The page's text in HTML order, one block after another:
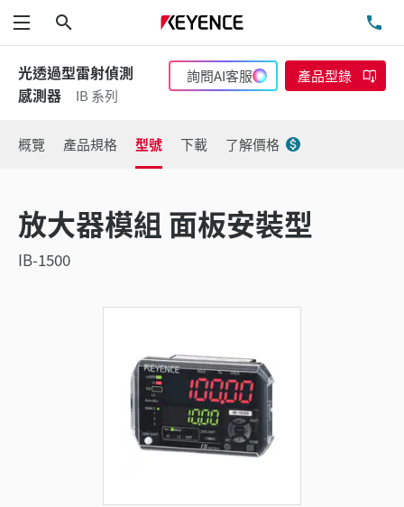
功能表
光透過型雷射偵測
感測器
IB 系列
詢問AI客服 產品型錄
概覽 產品規格 型號 下載 了解價格
放大器模組 面板安裝型
IB-1500